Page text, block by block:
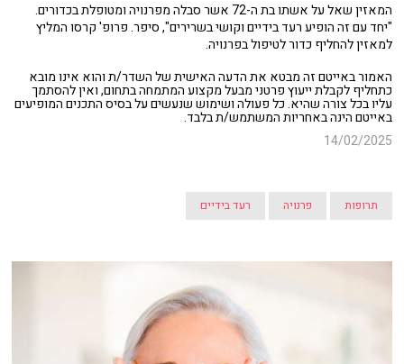
המאזין שאל על אשתו בת ה-72 אשר סבלה מפרנויה ומטופלת בכדורים.
"יחד עם זה הופיע רעד בידיים וקושי בשרירים", סיפר. פרופ' קרסו המליץ
למאזין להחליף כדור לטיפול בפרנויה.
האמור באייטם זה מבטא את הדעה האישית של השדר/ת והוא אינו מובא
כתחליף לקבלת ייעוץ פרטני מבעל מקצוע המתמחה בתחום, ואין להסתמך
עליו בכל צורה שהיא. כל פעולה ושימוש שנעשים על בסיס התכנים המופיעים
באייטם הינה באחריות המשתמש/ת בלבד.
14/02/2025
תרופות פרנויה רעד בידיים